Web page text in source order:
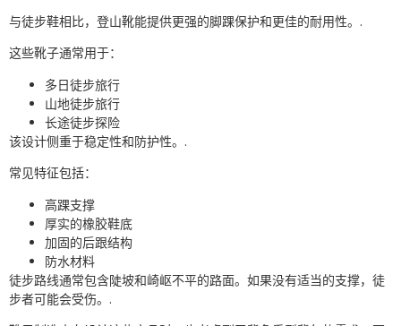
与徒步鞋相比，登山靴能提供更强的脚踝保护和更佳的耐用性。.
这些靴子通常用于：
多日徒步旅行
山地徒步旅行
长途徒步探险
该设计侧重于稳定性和防护性。.
常见特征包括：
高踝支撑
厚实的橡胶鞋底
加固的后跟结构
防水材料
徒步路线通常包含陡坡和崎岖不平的路面。如果没有适当的支撑，徒
步者可能会受伤。.